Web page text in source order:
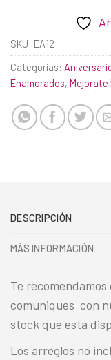
SKU: EA12
Categorías:
Enamorados, Mejorate
DESCRIPCIÓN
MÁS INFORMACIÓN
Te
comuniques con
stock que esta
Los arreglos no